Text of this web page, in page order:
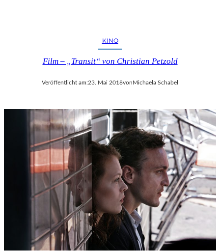
KINO
Film – „Transit“ von Christian Petzold
Veröffentlicht am:23. Mai 2018von Michaela Schabel